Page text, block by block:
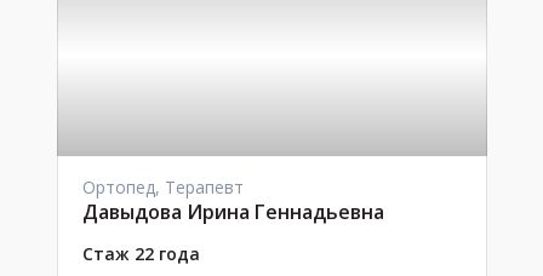
Ортопед, Терапевт
Давыдова Ирина Геннадьевна
Стаж 22 года